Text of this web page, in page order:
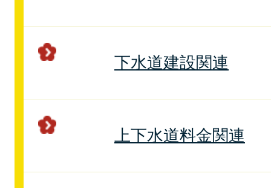
下水道建設関連
上下水道料金関連